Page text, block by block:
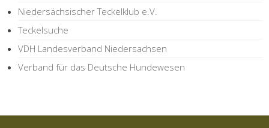
Niedersächsischer Teckelklub e.V.
Teckelsuche
VDH Landesverband Niedersachsen
Verband für das Deutsche Hundewesen